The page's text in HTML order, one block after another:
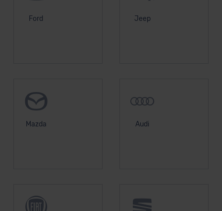
unserem Datenschutzbeauftragten unter
Ford Jeep
Mazda Audi